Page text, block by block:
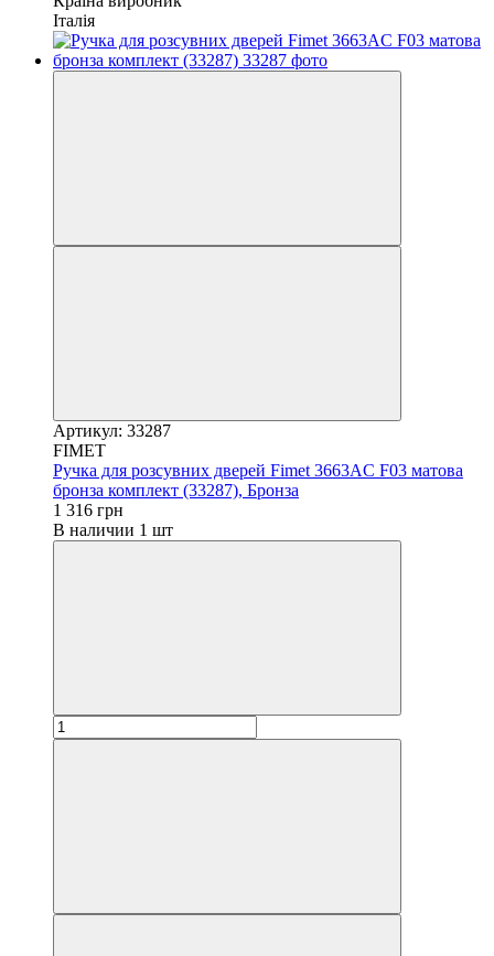
Італія
Артикул: 33287
FIMET
Ручка для розсувних дверей Fimet 3663AC F03 матова
бронза комплект (33287), Бронза
1 316 грн
В наличии 1 шт